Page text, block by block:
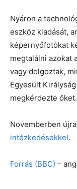
Nyáron a
eszköz kiadását,
képernyőfotókat
megtalálni azokat
vagy dolgoztak,
Egyesült
megkérdezte őket.
Novemberben
intézkedésekkel.
Forrás (BBC) –